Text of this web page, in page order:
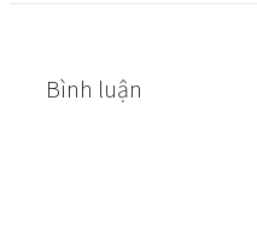
Bình luận